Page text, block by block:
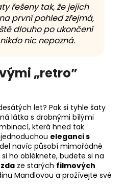
řešeny tak, že jejich
první pohled zřejmá,
dlouho po ukončení
nic nepozná.
„retro”
let? Pak si tyhle šaty
látka s drobnými bílými
která hned tak
eleganci s
navíc působí mimořádně
ho obléknete, budete si na
ze starých filmových
Mandlovou a prožívejte své